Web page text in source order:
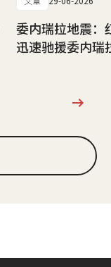
委内瑞拉地震：
迅速驰援委内瑞